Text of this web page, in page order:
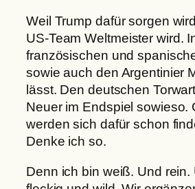
Weil Trump dafür sorgen
US-Team Weltmeister wird.
französischen und
sowie auch den Argentinier
lässt. Den deutschen
Neuer im Endspiel sowieso.
werden sich dafür schon
Denke ich so.
Denn ich bin weiß. Und rein.